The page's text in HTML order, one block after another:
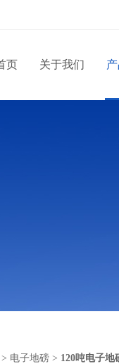
页 关于我们
> 电子地磅 > 120吨电子地